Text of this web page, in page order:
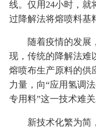
线。仅用24小时，就
过降解法将熔喷料基
随着疫情的发展
现，传统的降解法难
熔喷布生产原料的供
力量，向“应用氢调
专用料”这一技术难关
新技术化繁为简